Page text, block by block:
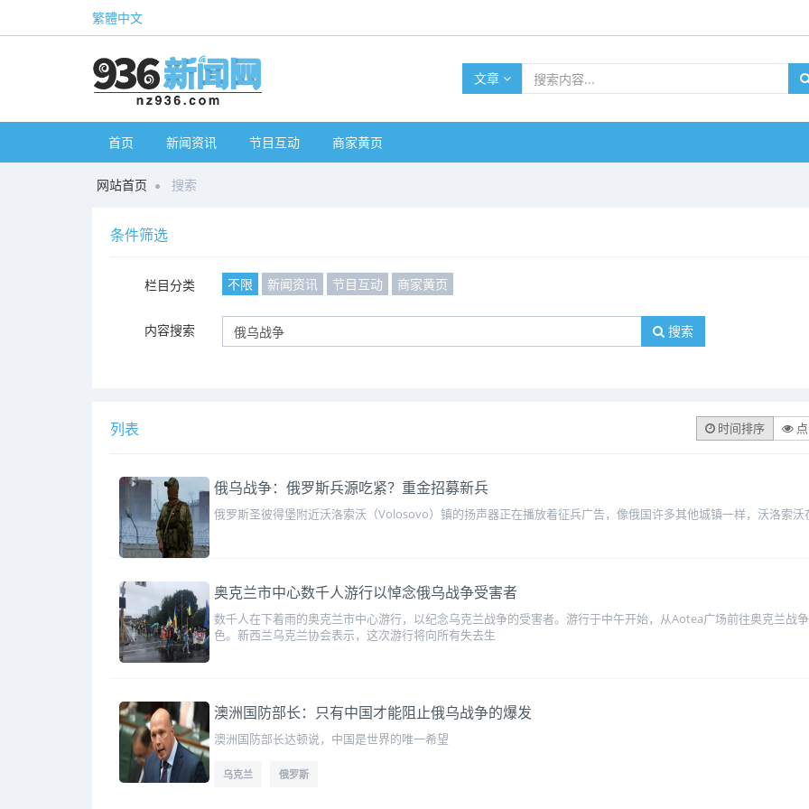
繁體中文
文章
首页 新闻资讯 节目互动 商家黄页
网站首页 搜索
条件筛选
栏目分类 不限 新闻资讯 节目互动 商家黄页
内容搜索 搜索
列表 时间排序
俄乌战争：俄罗斯兵源吃紧？重金招募新兵
俄罗斯圣彼得堡附近沃洛索沃（Volosovo）镇的扬声器正在播放着征兵广告，像俄国许多其他城镇一样，沃洛索
奥克兰市中心数千人游行以悼念俄乌战争受害者
数千人在下着雨的奥克兰市中心游行，以纪念乌克兰战争的受害者。游行于中午开始，从Aotea广场前往奥克兰战
色。新西兰乌克兰协会表示，这次游行将向所有失去生
澳洲国防部长：只有中国才能阻止俄乌战争的爆发
澳洲国防部长达顿说，中国是世界的唯一希望
乌克兰 俄罗斯